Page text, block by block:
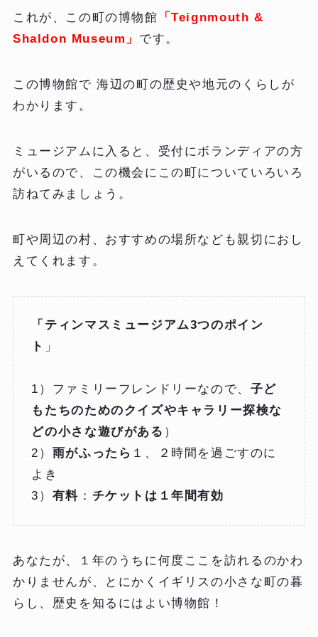
これが、この町の博物館 「Teignmouth &
Shaldon Museum」 です。
この博物館で 海辺の町の歴史や地元のくらしが
わかります。
ミュージアムに入ると、受付にボランディアの方
がいるので、この機会にこの町についていろいろ
訪ねてみましょう。
町や周辺の村、おすすめの場所なども親切におし
えてくれます。
「ティンマスミュージアム3つのポイン
ト 」
1）ファミリーフレンドリーなので、 子ど
もたちのためのクイズやキャラリー探検な
どの小さな遊びがある ）
2） 雨がふったら １、２時間を過ごすのに
よき
3） 有料 ： チケットは１年間有効
あなたが、１年のうちに何度ここを訪れるのかわ
かりませんが、とにかくイギリスの小さな町の暮
らし、歴史を知るにはよい博物館！